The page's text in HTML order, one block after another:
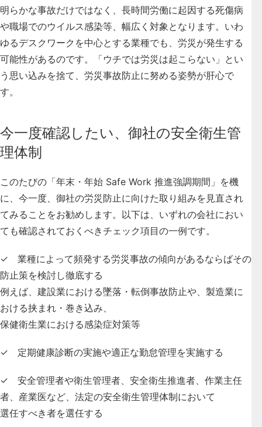
明らかな事故だけではなく、長時間労働に起因する死傷病
や職場でのウイルス感染等、幅広く対象となります。いわ
ゆるデスクワークを中心とする業種でも、労災が発生する
可能性があるのです。「ウチでは労災は起こらない」とい
う思い込みを捨て、労災事故防止に努める姿勢が肝心で
す。
今一度確認したい、御社の安全衛生管
理体制
このたびの「年末・年始 Safe Work 推進強調期間」を機
に、今一度、御社の労災防止に向けた取り組みを見直され
てみることをお勧めします。以下は、いずれの会社におい
ても確認されておくべきチェック項目の一例です。
✓ 業種によって頻発する労災事故の傾向があるならばその
防止策を検討し徹底する
例えば、建設業における墜落・転倒事故防止や、製造業に
おける挟まれ・巻き込み、
保健衛生業における感染症対策等
✓ 定期健康診断の実施や適正な勤怠管理を実施する
✓ 安全管理者や衛生管理者、安全衛生推進者、作業主任
者、産業医など、法定の安全衛生管理体制において
選任すべき者を選任する